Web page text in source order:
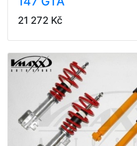
21 272 Kč